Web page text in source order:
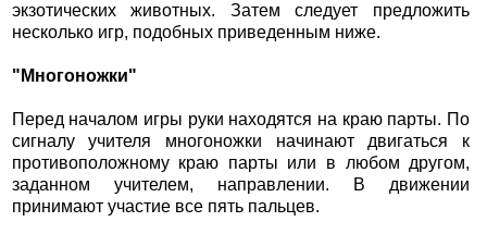
экзотических животных. Затем следует предложить
несколько игр, подобных приведенным ниже.
"Многоножки"
Перед началом игры руки находятся на краю парты. По
сигналу учителя многоножки начинают двигаться к
противоположному краю парты или в любом другом,
заданном учителем, направлении. В движении
принимают участие все пять пальцев.